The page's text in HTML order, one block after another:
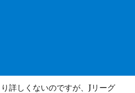
詳しくないのですが、Jリーグ